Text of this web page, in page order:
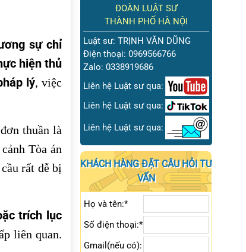
sự chỉ
hiện thủ
lý, việc
thuần là
Tòa án
rất dễ bị
trích lục
liên quan.
ĐOÀN LUẬT SƯ
THÀNH PHỐ HÀ NỘI
Luật sư: TRỊNH VĂN DŨNG
Điện thoại: 0969566766
Zalo: 0338919686
Liên hệ Luật sư qua:
Liên hệ Luật sư qua:
Liên hệ Luật sư qua:
KHÁCH HÀNG ĐẶT CÂU HỎI TƯ
VẤN
Họ và tên:*
Số điện thoại:*
Gmail(nếu có):